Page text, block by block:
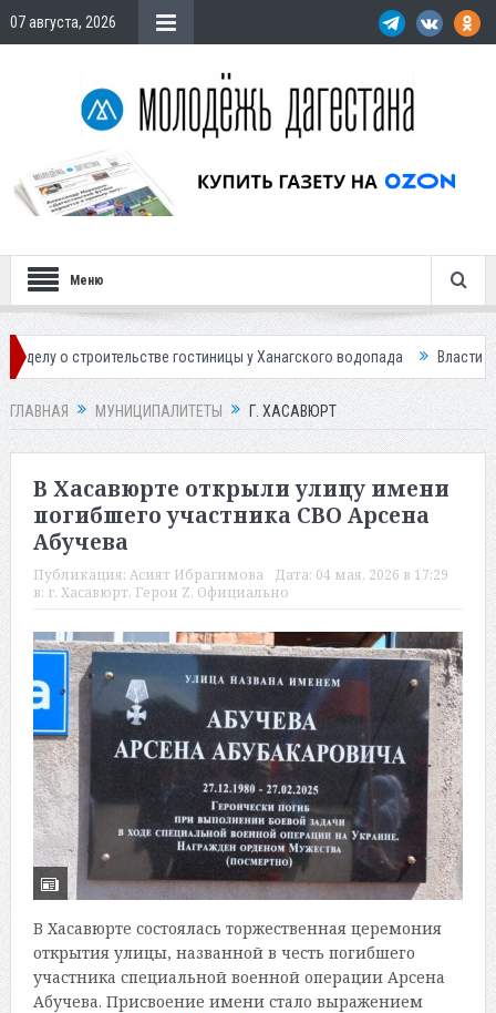
07 августа, 2026
Меню
гостиницы у Ханагского водопада Власти Махачкалы
ГЛАВНАЯ МУНИЦИПАЛИТЕТЫ Г. ХАСАВЮРТ
В Хасавюрте открыли улицу имени
погибшего участника СВО Арсена
Абучева
Публикация: Асият Ибрагимова Дата: 04 мая, 2026 в 17:29
в: г. Хасавюрт, Герои Z, Официально
В Хасавюрте состоялась торжественная церемония
открытия улицы, названной в честь погибшего
участника специальной военной операции Арсена
Абучева. Присвоение имени стало выражением